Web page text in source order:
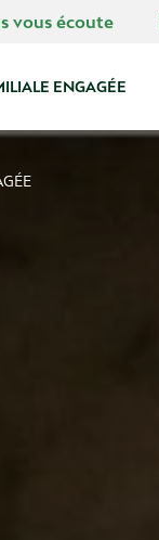
vous écoute
ENGAGÉE